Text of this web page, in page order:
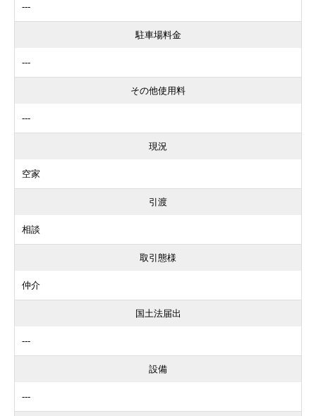
---
駐車場料金
---
その他使用料
---
現況
空家
引渡
相談
取引態様
仲介
国土法届出
---
設備
---